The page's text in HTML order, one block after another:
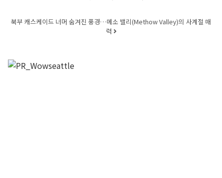
북부 캐스케이드 너머 숨겨진 풍경…메소 밸리(Methow Valley)의 사계절 매
력